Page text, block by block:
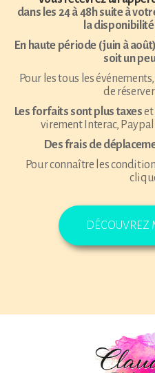
dans les 24 à 48h suite à
la
En haute période (juin à
soit un
Pour les tous les événements,
de
Les forfaits sont plus taxeset
virement Interac,
Des frais de
Pour connaître les
DÉCOUVREZ